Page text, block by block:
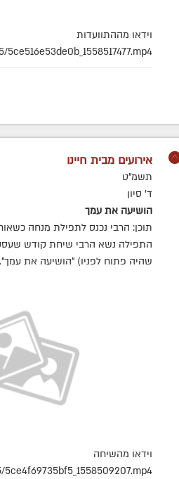
וידאו מההתוועדות
5ce516e53de0b_1558517477.mp4
אירועים מבית חיינו
תשמ"ט
ד' סיון
הושיעה את עמך
תוכן: הרבי נכנס לתפילת מנחה
התפילה נשא הרבי שיחת קודש
שהיה פתוח לפניו) "הושיעה את
וידאו מהשיחה
5ce4f69735bf5_1558509207.mp4